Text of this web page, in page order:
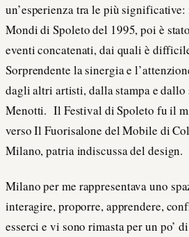
un’esperienza tra le più
Mondi di Spoleto del 1995, poi è
eventi concatenati, dai quali è
Sorprendente la sinergia e
dagli altri artisti, dalla stampa e dallo
Menotti. Il Festival di Spoleto fu il
verso Il Fuorisalone del Mobile di
Milano, patria indiscussa del design.
Milano per me rappresentava uno
interagire, proporre, apprendere,
esserci e vi sono rimasta per un po’